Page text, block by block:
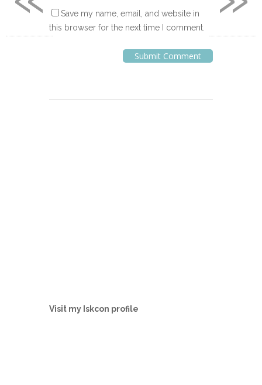
Save my name, email, and website in
this browser for the next time I comment.
Visit my Iskcon profile